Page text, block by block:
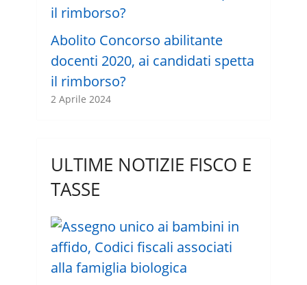
Abolito Concorso abilitante
docenti 2020, ai candidati spetta
il rimborso?
2 Aprile 2024
ULTIME NOTIZIE FISCO E
TASSE